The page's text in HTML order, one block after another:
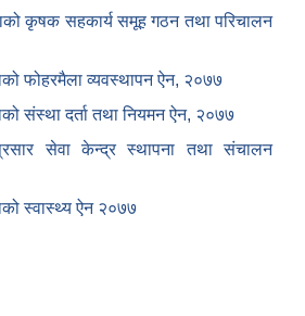
कृषक सहकार्य समूह गठन तथा परिचालन
फोहरमैला व्यवस्थापन ऐन, २०७७
संस्था दर्ता तथा नियमन ऐन, २०७७
सेवा केन्द्र स्थापना तथा संचालन
स्वास्थ्य ऐन २०७७